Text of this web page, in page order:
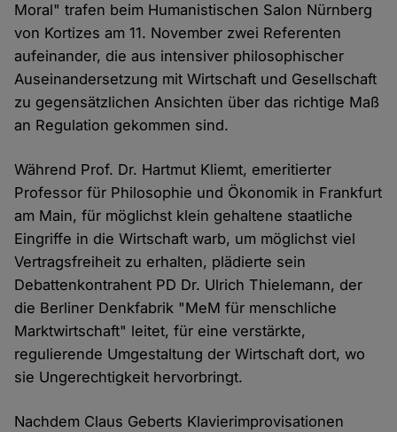
Moral" trafen beim Humanistischen Salon Nürnberg
von Kortizes am 11. November zwei Referenten
aufeinander, die aus intensiver philosophischer
Auseinandersetzung mit Wirtschaft und Gesellschaft
zu gegensätzlichen Ansichten über das richtige Maß
an Regulation gekommen sind.
Während Prof. Dr. Hartmut Kliemt, emeritierter
Professor für Philosophie und Ökonomik in Frankfurt
am Main, für möglichst klein gehaltene staatliche
Eingriffe in die Wirtschaft warb, um möglichst viel
Vertragsfreiheit zu erhalten, plädierte sein
Debattenkontrahent PD Dr. Ulrich Thielemann, der
die Berliner Denkfabrik "MeM für menschliche
Marktwirtschaft" leitet, für eine verstärkte,
regulierende Umgestaltung der Wirtschaft dort, wo
sie Ungerechtigkeit hervorbringt.
Nachdem Claus Geberts Klavierimprovisationen